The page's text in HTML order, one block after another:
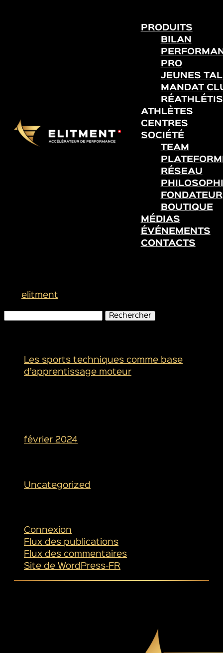
PRODUITS
BILAN
PRO
JEUNES
MANDAT
ATHLÈTES
CENTRES
SOCIÉTÉ
TEAM
RÉSEAU
FONDATEUR
BOUTIQUE
MÉDIAS
ÉVÉNEMENTS
CONTACTS
elitment
Les sports techniques comme base
d’apprentissage moteur
février 2024
Uncategorized
Connexion
Flux des publications
Flux des commentaires
Site de WordPress-FR